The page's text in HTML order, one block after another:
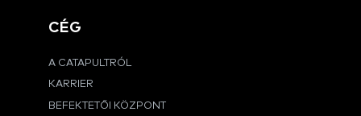
CÉG
A CATAPULTRÓL
KARRIER
BEFEKTETŐI KÖZPONT